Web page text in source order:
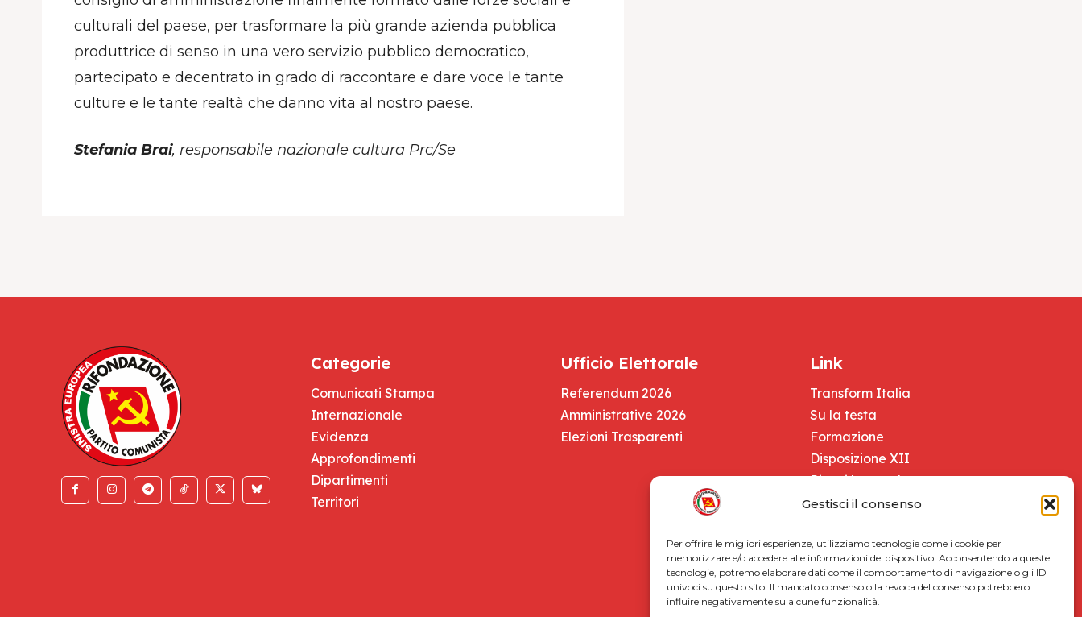
Gestisci il consenso
Per offrire le migliori esperienze, utilizziamo tecnologie come i cookie per
memorizzare e/o accedere alle informazioni del dispositivo. Acconsentendo a queste
tecnologie, potremo elaborare dati come il comportamento di navigazione o gli ID
univoci su questo sito. Il mancato consenso o la revoca del consenso potrebbero
influire negativamente su alcune funzionalità.
culturali del paese, per trasformare la più grande azienda pubblica
produttrice di senso in una vero servizio pubblico democratico,
partecipato e decentrato in grado di raccontare e dare voce le tante
culture e le tante realtà che danno vita al nostro paese.
Stefania Brai, responsabile nazionale cultura Prc/Se
Categorie
Comunicati Stampa
Internazionale
Evidenza
Approfondimenti
Dipartimenti
Territori
Ufficio Elettorale
Referendum 2026
Amministrative 2026
Elezioni Trasparenti
Link
Transform Italia
Su la testa
Formazione
Disposizione XII
Ricevi la newsletter
Tesseramento
Lavoro e salute
Foto sedi PRC